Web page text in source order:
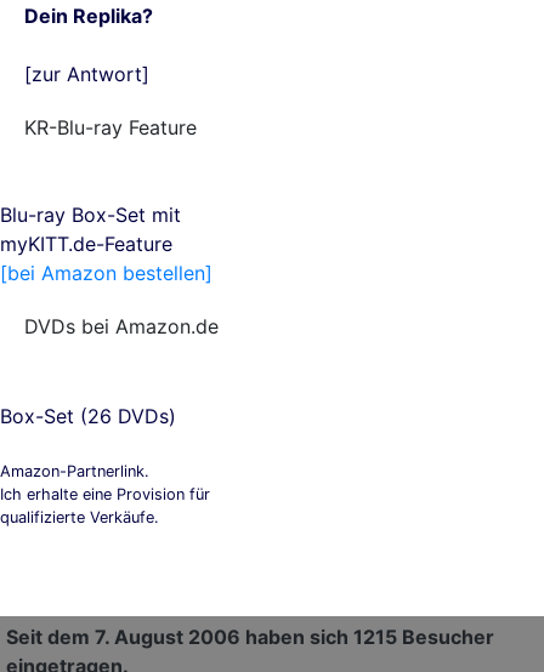
Dein Replika?
[zur Antwort]
KR-Blu-ray Feature
Blu-ray Box-Set mit
myKITT.de-Feature
[bei Amazon bestellen]
DVDs bei Amazon.de
Box-Set (26 DVDs)
Amazon-Partnerlink.
Ich erhalte eine Provision für
qualifizierte Verkäufe.
Seit dem 7. August 2006 haben sich 1215 Besucher
eingetragen.